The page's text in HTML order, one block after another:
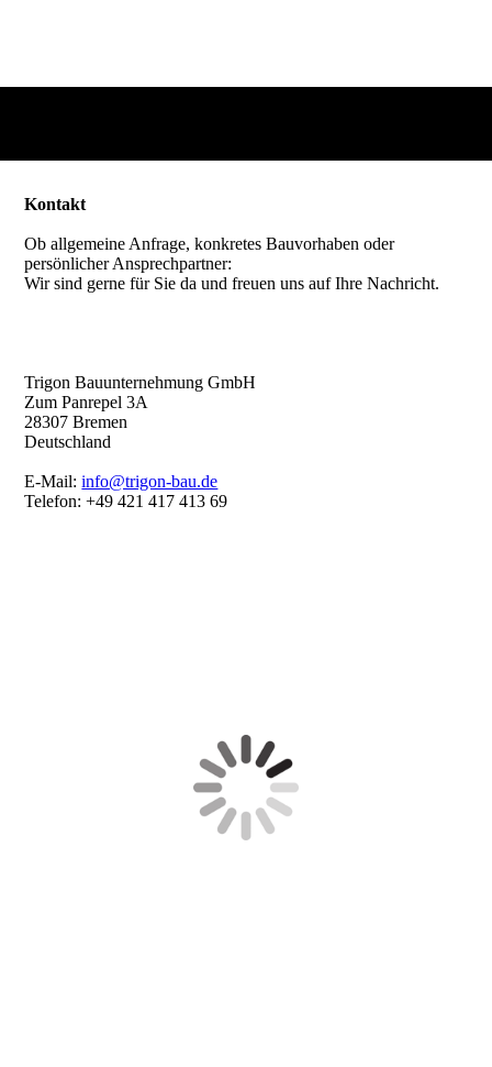
Kontakt
Ob allgemeine Anfrage, konkretes Bauvorhaben oder
persönlicher Ansprechpartner:
Wir sind gerne für Sie da und freuen uns auf Ihre Nachricht.
Trigon Bauunternehmung GmbH
Zum Panrepel 3A
28307 Bremen
Deutschland
E-Mail:info@trigon-bau.de
Telefon: +49 421 417 413 69